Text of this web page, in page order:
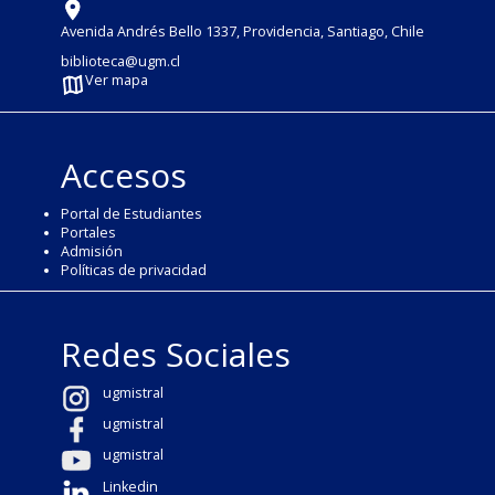
Avenida Andrés Bello 1337, Providencia, Santiago, Chile
biblioteca@ugm.cl
Ver mapa
Accesos
Portal de Estudiantes
Portales
Admisión
Políticas de privacidad
Redes Sociales
ugmistral
ugmistral
ugmistral
Linkedin